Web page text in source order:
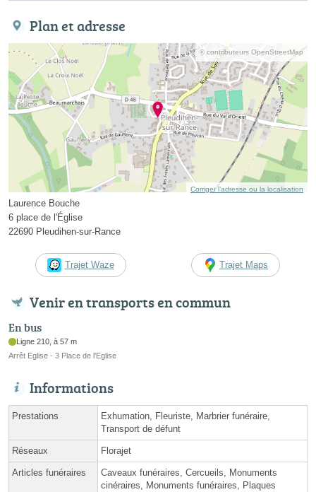
Plan et adresse
© contributeurs OpenStreetMap
Corriger l’adresse ou la localisation
Laurence Bouche
6 place de l'Église
22690 Pleudihen-sur-Rance
Trajet Waze Trajet Maps
Venir en transports en commun
En bus
Ligne 210, à 57 m
Arrêt Eglise - 3 Place de l'Eglise
Informations
Prestations
Exhumation, Fleuriste, Marbrier funéraire,
Transport de défunt
Réseaux Florajet
Articles funéraires
Caveaux funéraires, Cercueils, Monuments
cinéraires, Monuments funéraires, Plaques